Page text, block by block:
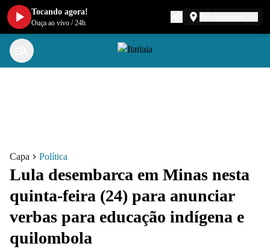
Capa Política
Lula desembarca em Minas nesta
quinta-feira (24) para anunciar
verbas para educação indígena e
quilombola
Tocando agora!
Ouça ao vivo /24h